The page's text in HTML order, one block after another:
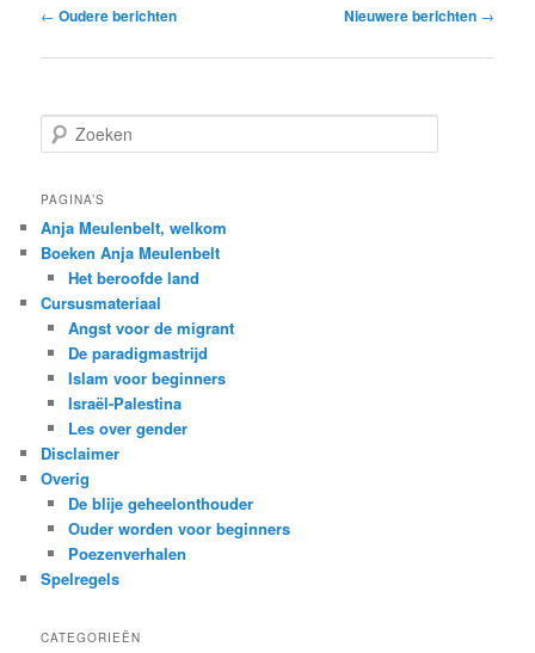
Bericht
← Oudere berichten Nieuwere berichten →
o
k
n
PAGINA’S
Anja Meulenbelt, welkom
Boeken Anja Meulenbelt
Het beroofde land
Cursusmateriaal
Angst voor de migrant
De paradigmastrijd
Islam voor beginners
Israël-Palestina
Les over gender
Disclaimer
Overig
De blije geheelonthouder
Ouder worden voor beginners
Poezenverhalen
Spelregels
CATEGORIEËN